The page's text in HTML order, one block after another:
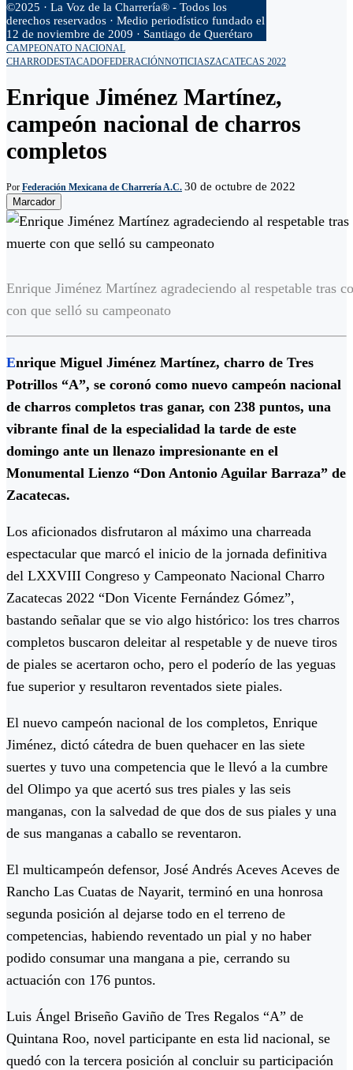
©2025 · La Voz de la Charrería® - Todos los
derechos reservados · Medio periodístico fundado el
12 de noviembre de 2009 · Santiago de Querétaro
CAMPEONATO NACIONAL
CHARRODESTACADOFEDERACIÓNNOTICIASZACATECAS 2022
Enrique Jiménez Martínez,
campeón nacional de charros
completos
Por Federación Mexicana de Charrería A.C. 30 de octubre de 2022
Marcador
Enrique Jiménez Martínez agradeciendo al respetable tras
con que selló su campeonato
Enrique Miguel Jiménez Martínez, charro de Tres
Potrillos “A”, se coronó como nuevo campeón nacional
de charros completos tras ganar, con 238 puntos, una
vibrante final de la especialidad la tarde de este
domingo ante un llenazo impresionante en el
Monumental Lienzo “Don Antonio Aguilar Barraza” de
Zacatecas.
Los aficionados disfrutaron al máximo una charreada
espectacular que marcó el inicio de la jornada definitiva
del LXXVIII Congreso y Campeonato Nacional Charro
Zacatecas 2022 “Don Vicente Fernández Gómez”,
bastando señalar que se vio algo histórico: los tres charros
completos buscaron deleitar al respetable y de nueve tiros
de piales se acertaron ocho, pero el poderío de las yeguas
fue superior y resultaron reventados siete piales.
El nuevo campeón nacional de los completos, Enrique
Jiménez, dictó cátedra de buen quehacer en las siete
suertes y tuvo una competencia que le llevó a la cumbre
del Olimpo ya que acertó sus tres piales y las seis
manganas, con la salvedad de que dos de sus piales y una
de sus manganas a caballo se reventaron.
El multicampeón defensor, José Andrés Aceves Aceves de
Rancho Las Cuatas de Nayarit, terminó en una honrosa
segunda posición al dejarse todo en el terreno de
competencias, habiendo reventado un pial y no haber
podido consumar una mangana a pie, cerrando su
actuación con 176 puntos.
Luis Ángel Briseño Gaviño de Tres Regalos “A” de
Quintana Roo, novel participante en esta lid nacional, se
quedó con la tercera posición al concluir su participación